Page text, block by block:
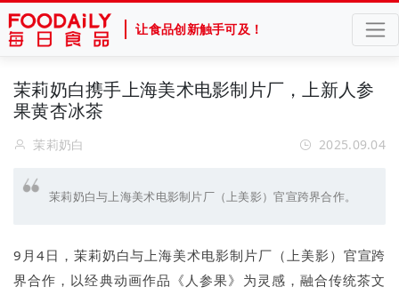
让食品创新触手可及！
茉莉奶白携手上海美术电影制片厂，上新人参
果黄杏冰茶
茉莉奶白 2025.09.04
茉莉奶白与上海美术电影制片厂（上美影）官宣跨界合作。
9月4日，茉莉奶白与上海美术电影制片厂（上美影）官宣跨
界合作，以经典动画作品《人参果》为灵感，融合传统茶文